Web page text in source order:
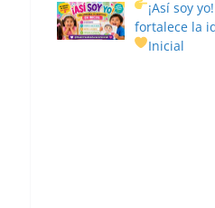
¡Así soy
fortalece la
Inicial